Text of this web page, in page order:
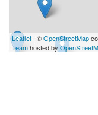
Leaflet | ©OpenStreetMap
Teamhosted by